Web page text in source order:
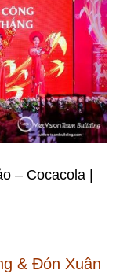
– Cocacola |
& Đón Xuân